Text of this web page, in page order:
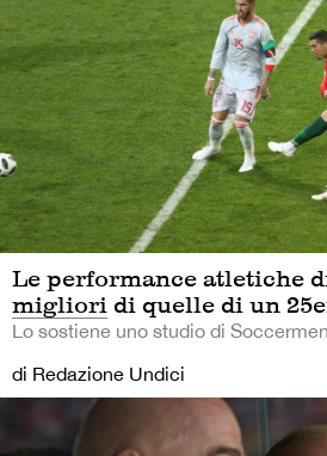
Le performance atletiche
migliori di quelle di un
Lo sostiene uno studio di
di Redazione Undici